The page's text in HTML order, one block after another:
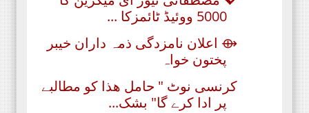
5000 ووئیڈ ٹائمزکا ...
⟴ اعلان نامزدگی ذمہ داران خیبر
پختون خواہ
کرنسی نوٹ " حامل ھذا کو مطالبے
پر ادا کرے گا" بشک...